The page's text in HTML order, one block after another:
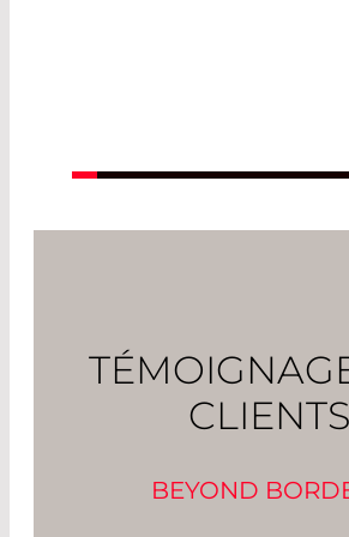
CLIENTS
BEYOND